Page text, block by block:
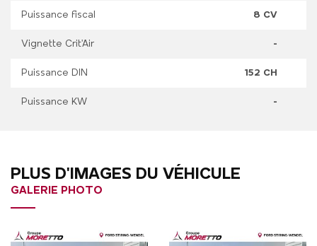
Puissance fiscal 8 CV
Vignette Crit'Air -
Puissance DIN 152 CH
Puissance KW -
PLUS D'IMAGES DU VÉHICULE
GALERIE PHOTO